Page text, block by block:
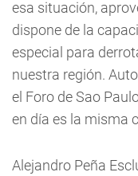
esa situación,
dispone de la
especial para
nuestra región.
el Foro de Sao
en día es la misma
Alejandro Peña